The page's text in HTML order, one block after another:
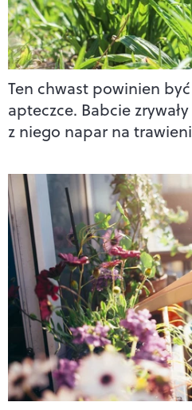
Ten chwast powinien
apteczce. Babcie
z niego napar na